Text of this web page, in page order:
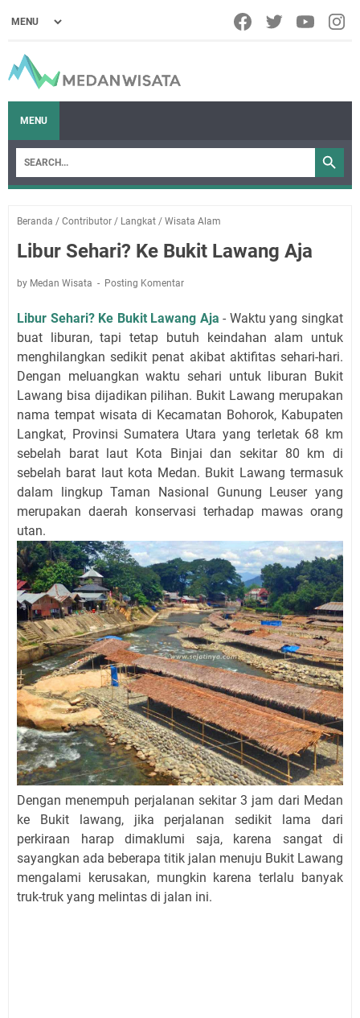
MENU
Beranda / Contributor / Langkat / Wisata Alam
Libur Sehari? Ke Bukit Lawang Aja
by Medan Wisata Posting Komentar
Libur Sehari? Ke Bukit Lawang Aja - Waktu yang singkat
buat liburan, tapi tetap butuh keindahan alam untuk
menghilangkan sedikit penat akibat aktifitas sehari-hari.
Dengan meluangkan waktu sehari untuk liburan Bukit
Lawang bisa dijadikan pilihan. Bukit Lawang merupakan
nama tempat wisata di Kecamatan Bohorok, Kabupaten
Langkat, Provinsi Sumatera Utara yang terletak 68 km
sebelah barat laut Kota Binjai dan sekitar 80 km di
sebelah barat laut kota Medan. Bukit Lawang termasuk
dalam lingkup Taman Nasional Gunung Leuser yang
merupakan daerah konservasi terhadap mawas orang
utan.
Dengan menempuh perjalanan sekitar 3 jam dari Medan
ke Bukit lawang, jika perjalanan sedikit lama dari
perkiraan harap dimaklumi saja, karena sangat di
sayangkan ada beberapa titik jalan menuju Bukit Lawang
mengalami kerusakan, mungkin karena terlalu banyak
truk-truk yang melintas di jalan ini.